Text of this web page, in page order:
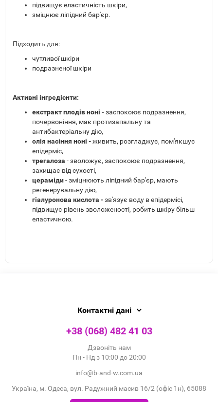
підвищує еластичність шкіри,
зміцнює ліпідний бар'єр.
Підходить для:
чутливої шкіри
подразненої шкіри
Активні інгредієнти:
екстракт плодів ноні -заспокоює подразнення,
почервоніння, має протизапальну та
антибактеріальну дію,
олія насіння ноні -живить, розгладжує, пом'якшує
епідерміс,
трегалоза - зволожує, заспокоює подразнення,
захищає від сухості,
цераміди- зміцнюють ліпідний бар'єр, мають
регенерувальну дію,
гіалуронова кислота -зв'язує воду в епідермісі,
підвищує рівень зволоженості, робить шкіру більш
еластичною.
Контактні дані
+38 (068) 482 41 03
Дзвоніть нам
Пн - Нд з 10:00 до 20:00
info@b-and-w.com.ua
Україна, м. Одеса, вул. Радужний масив 16/2 (офіс 1н), 65088